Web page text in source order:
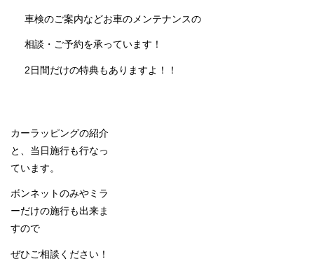
車検のご案内などお車のメンテナンスの
相談・ご予約を承っています！
2日間だけの特典もありますよ！！
カーラッピングの紹介
と、当日施行も行なっ
ています。
ボンネットのみやミラ
ーだけの施行も出来ま
すので
ぜひご相談ください！